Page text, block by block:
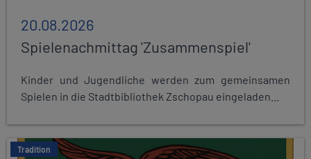
20.08.2026
Spielenachmittag 'Zusammenspiel'
Kinder und Jugendliche werden zum gemeinsamen
Spielen in die Stadtbibliothek Zschopau eingeladen...
Tradition